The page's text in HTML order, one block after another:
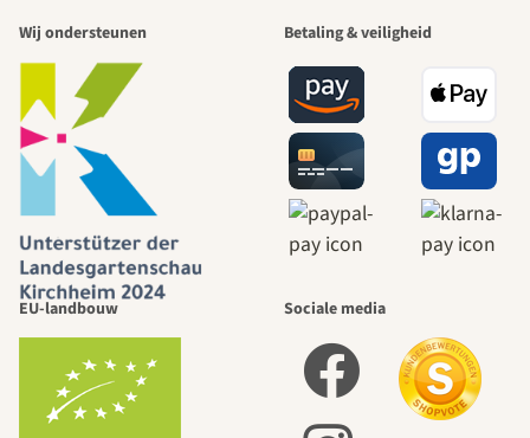
Wij ondersteunen Betaling & veiligheid
EU-landbouw Sociale media